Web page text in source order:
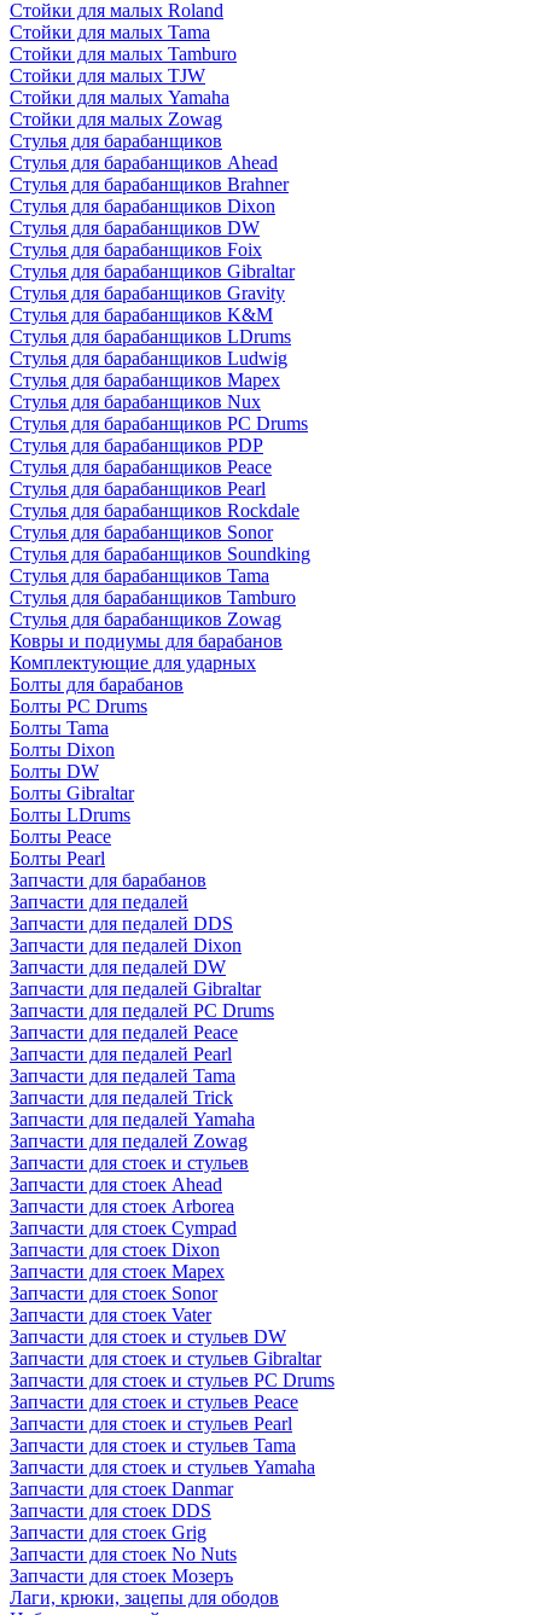
Стойки для малых Roland
Стойки для малых Tama
Стойки для малых Tamburo
Стойки для малых TJW
Стойки для малых Yamaha
Стойки для малых Zowag
Стулья для барабанщиков
Стулья для барабанщиков Ahead
Стулья для барабанщиков Brahner
Стулья для барабанщиков Dixon
Стулья для барабанщиков DW
Стулья для барабанщиков Foix
Стулья для барабанщиков Gibraltar
Стулья для барабанщиков Gravity
Стулья для барабанщиков K&M
Стулья для барабанщиков LDrums
Стулья для барабанщиков Ludwig
Стулья для барабанщиков Mapex
Стулья для барабанщиков Nux
Стулья для барабанщиков PC Drums
Стулья для барабанщиков PDP
Стулья для барабанщиков Peace
Стулья для барабанщиков Pearl
Стулья для барабанщиков Rockdale
Стулья для барабанщиков Sonor
Стулья для барабанщиков Soundking
Стулья для барабанщиков Tama
Стулья для барабанщиков Tamburo
Стулья для барабанщиков Zowag
Ковры и подиумы для барабанов
Комплектующие для ударных
Болты для барабанов
Болты PC Drums
Болты Tama
Болты Dixon
Болты DW
Болты Gibraltar
Болты LDrums
Болты Peace
Болты Pearl
Запчасти для барабанов
Запчасти для педалей
Запчасти для педалей DDS
Запчасти для педалей Dixon
Запчасти для педалей DW
Запчасти для педалей Gibraltar
Запчасти для педалей PC Drums
Запчасти для педалей Peace
Запчасти для педалей Pearl
Запчасти для педалей Tama
Запчасти для педалей Trick
Запчасти для педалей Yamaha
Запчасти для педалей Zowag
Запчасти для стоек и стульев
Запчасти для стоек Ahead
Запчасти для стоек Arborea
Запчасти для стоек Cympad
Запчасти для стоек Dixon
Запчасти для стоек Mapex
Запчасти для стоек Sonor
Запчасти для стоек Vater
Запчасти для стоек и стульев DW
Запчасти для стоек и стульев Gibraltar
Запчасти для стоек и стульев PC Drums
Запчасти для стоек и стульев Peace
Запчасти для стоек и стульев Pearl
Запчасти для стоек и стульев Tama
Запчасти для стоек и стульев Yamaha
Запчасти для стоек Danmar
Запчасти для стоек DDS
Запчасти для стоек Grig
Запчасти для стоек No Nuts
Запчасти для стоек Мозеръ
Лаги, крюки, зацепы для ободов